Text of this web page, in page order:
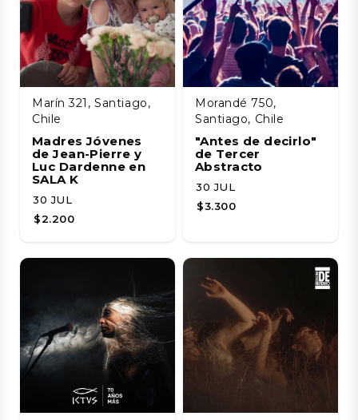
Marín 321, Santiago,
Chile
Madres Jóvenes
de Jean-Pierre y
Luc Dardenne en
SALA K
30 JUL
$2.200
Morandé 750,
Santiago, Chile
"Antes de decirlo"
de Tercer
Abstracto
30 JUL
$3.300